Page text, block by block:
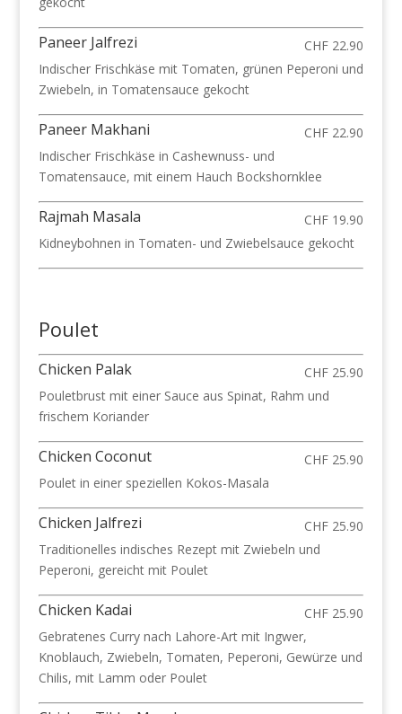
Paneer Jalfrezi
CHF 22.90
Indischer Frischkäse mit Tomaten, grünen Peperoni und
Zwiebeln, in Tomatensauce gekocht
Paneer Makhani
CHF 22.90
Indischer Frischkäse in Cashewnuss- und
Tomatensauce, mit einem Hauch Bockshornklee
Rajmah Masala
CHF 19.90
Kidneybohnen in Tomaten- und Zwiebelsauce gekocht
Poulet
Chicken Palak
CHF 25.90
Pouletbrust mit einer Sauce aus Spinat, Rahm und
frischem Koriander
Chicken Coconut
CHF 25.90
Poulet in einer speziellen Kokos-Masala
Chicken Jalfrezi
CHF 25.90
Traditionelles indisches Rezept mit Zwiebeln und
Peperoni, gereicht mit Poulet
Chicken Kadai
CHF 25.90
Gebratenes Curry nach Lahore-Art mit Ingwer,
Knoblauch, Zwiebeln, Tomaten, Peperoni, Gewürze und
Chilis, mit Lamm oder Poulet